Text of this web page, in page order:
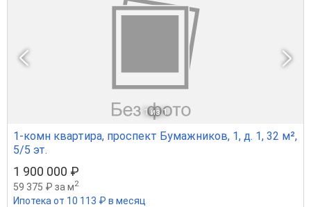
1 из 1
1-комн квартира, проспект Бумажников, 1, д. 1, 32 м²,
5/5 эт.
1 900 000 ₽
59 375 ₽ за м2
Ипотека от 10 113 ₽ в месяц